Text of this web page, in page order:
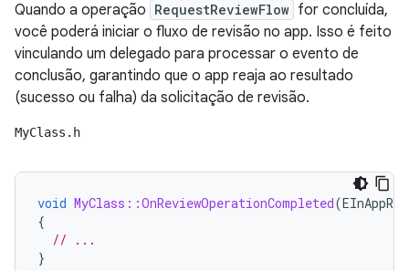
Quando a operação RequestReviewFlow for concluída,
você poderá iniciar o fluxo de revisão no app. Isso é feito
vinculando um delegado para processar o evento de
conclusão, garantindo que o app reaja ao resultado
(sucesso ou falha) da solicitação de revisão.
MyClass.h
void MyClass::OnReviewOperationCompleted(
{
// ...
}